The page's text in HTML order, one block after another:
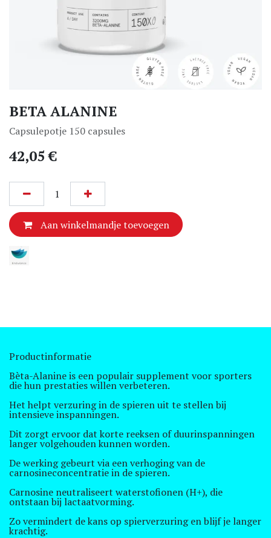
BETA ALANINE
Capsulepotje 150 capsules
42,05€
Aan winkelmandje toevoegen
Productinformatie
Bèta-Alanine is een populair supplement voor sporters
die hun prestaties willen verbeteren.
Het helpt verzuring in de spieren uit te stellen bij
intensieve inspanningen.
Dit zorgt ervoor dat korte reeksen of duurinspanningen
langer volgehouden kunnen worden.
De werking gebeurt via een verhoging van de
carnosineconcentratie in de spieren.
Carnosine neutraliseert waterstofionen (H+), die
ontstaan bij lactaatvorming.
Zo vermindert de kans op spierverzuring en blijf je langer
krachtig.